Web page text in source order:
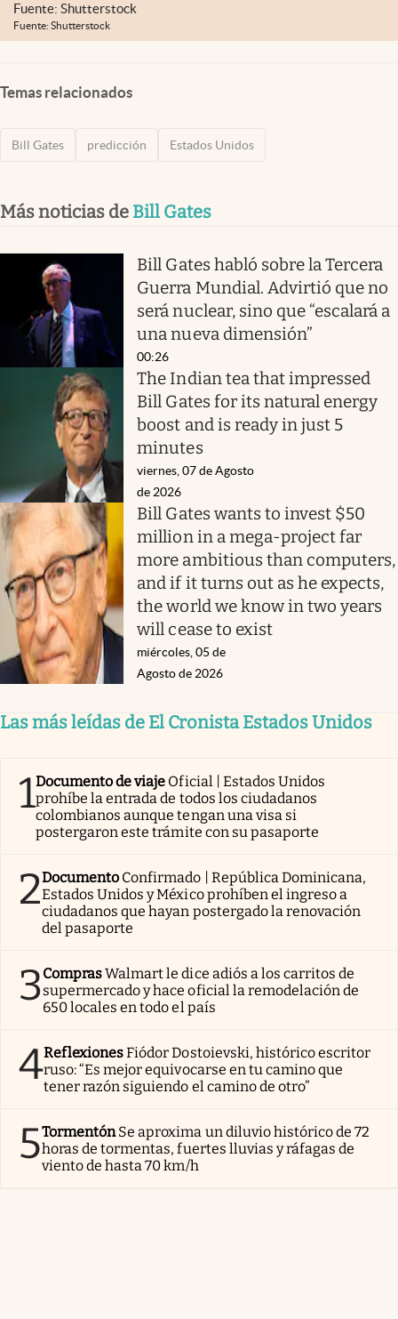
Fuente: Shutterstock
Fuente: Shutterstock
Temas relacionados
Bill Gates predicción Estados Unidos
Más noticias de Bill Gates
Bill Gates habló sobre la Tercera
Guerra Mundial. Advirtió que no
será nuclear, sino que “escalará a
una nueva dimensión”
00:26
The Indian tea that impressed
Bill Gates for its natural energy
boost and is ready in just 5
minutes
viernes, 07 de Agosto
de 2026
Bill Gates wants to invest $50
million in a mega-project far
more ambitious than computers,
and if it turns out as he expects,
the world we know in two years
will cease to exist
miércoles, 05 de
Agosto de 2026
Las más leídas de El Cronista Estados Unidos
1Documento de viaje Oficial | Estados Unidos
prohíbe la entrada de todos los ciudadanos
colombianos aunque tengan una visa si
postergaron este trámite con su pasaporte
2Documento Confirmado | República Dominicana,
Estados Unidos y México prohíben el ingreso a
ciudadanos que hayan postergado la renovación
del pasaporte
3ComprasWalmart le dice adiós a los carritos de
supermercado y hace oficial la remodelación de
650 locales en todo el país
4ReflexionesFiódor Dostoievski, histórico escritor
ruso: “Es mejor equivocarse en tu camino que
tener razón siguiendo el camino de otro”
5TormentónSe aproxima un diluvio histórico de 72
horas de tormentas, fuertes lluvias y ráfagas de
viento de hasta 70 km/h